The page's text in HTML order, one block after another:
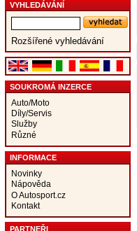
VYHLEDÁVÁNÍ
Rozšířené vyhledávání
SOUKROMÁ INZERCE
Auto/Moto
Díly/Servis
Služby
Různé
INFORMACE
Novinky
Nápověda
O Autosport.cz
Kontakt
PARTNEŘI